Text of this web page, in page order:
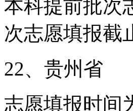
本科提前批次
次志愿填报截
22、贵州省
志愿填报时间